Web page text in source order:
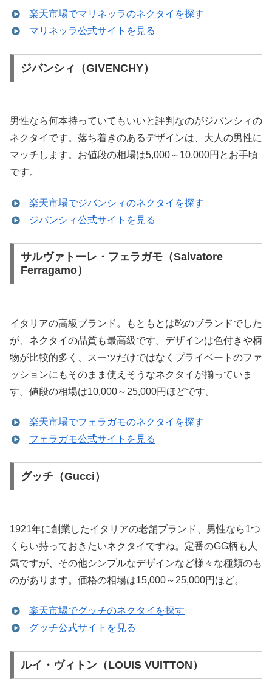
楽天市場でマリネッラのネクタイを探す
マリネッラ公式サイトを見る
ジバンシィ（GIVENCHY）
男性なら何本持っていてもいいと評判なのがジバンシィの
ネクタイです。落ち着きのあるデザインは、大人の男性に
マッチします。お値段の相場は5,000～10,000円とお手頃
です。
楽天市場でジバンシィのネクタイを探す
ジバンシィ公式サイトを見る
サルヴァトーレ・フェラガモ（Salvatore
Ferragamo）
イタリアの高級ブランド。もともとは靴のブランドでした
が、ネクタイの品質も最高級です。デザインは色付きや柄
物が比較的多く、スーツだけではなくプライベートのファ
ッションにもそのまま使えそうなネクタイが揃っていま
す。値段の相場は10,000～25,000円ほどです。
楽天市場でフェラガモのネクタイを探す
フェラガモ公式サイトを見る
グッチ（Gucci）
1921年に創業したイタリアの老舗ブランド、男性なら1つ
くらい持っておきたいネクタイですね。定番のGG柄も人
気ですが、その他シンプルなデザインなど様々な種類のも
のがあります。価格の相場は15,000～25,000円ほど。
楽天市場でグッチのネクタイを探す
グッチ公式サイトを見る
ルイ・ヴィトン（LOUIS VUITTON）